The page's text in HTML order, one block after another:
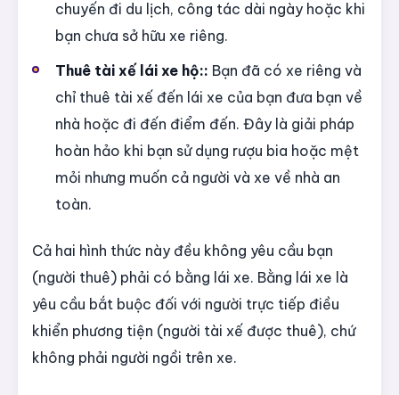
chuyến đi du lịch, công tác dài ngày hoặc khi
bạn chưa sở hữu xe riêng.
Thuê tài xế lái xe hộ:: Bạn đã có xe riêng và
chỉ thuê tài xế đến lái xe của bạn đưa bạn về
nhà hoặc đi đến điểm đến. Đây là giải pháp
hoàn hảo khi bạn sử dụng rượu bia hoặc mệt
mỏi nhưng muốn cả người và xe về nhà an
toàn.
Cả hai hình thức này đều không yêu cầu bạn
(người thuê) phải có bằng lái xe. Bằng lái xe là
yêu cầu bắt buộc đối với người trực tiếp điều
khiển phương tiện (người tài xế được thuê), chứ
không phải người ngồi trên xe.